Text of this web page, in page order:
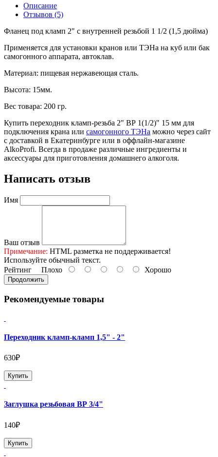
Описание
Отзывов (5)
Фланец под кламп 2" с внутренней резьбой 1 1/2 (1,5 дюйма)
Применяется для установки кранов или ТЭНа на куб или бак
самогонного аппарата, автоклав.
Материал: пищевая нержавеющая сталь.
Высота: 15мм.
Вес товара: 200 гр.
Купить переходник кламп-резьба 2" ВР 1(1/2)" 15 мм для
подключения крана или самогонного ТЭНа можно через сайт
с доставкой в Екатеринбурге или в оффлайн-магазине
AlkoProfi. Всегда в продаже различные ингредиенты и
аксессуары для приготовления домашнего алкоголя.
Написать отзыв
Имя
Ваш отзыв
Примечание: HTML разметка не поддерживается!
Используйте обычный текст.
Рейтинг Плохо Хорошо
Продолжить
Рекомендуемые товары
Переходник кламп-кламп 1,5" - 2"
630₽
Купить
Заглушка резьбовая ВР 3/4"
140₽
Купить